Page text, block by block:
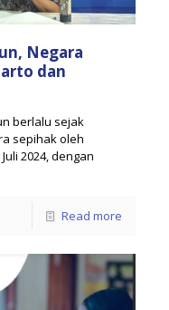
Negara
dan
berlalu sejak
sepihak oleh
2024, dengan
Read more